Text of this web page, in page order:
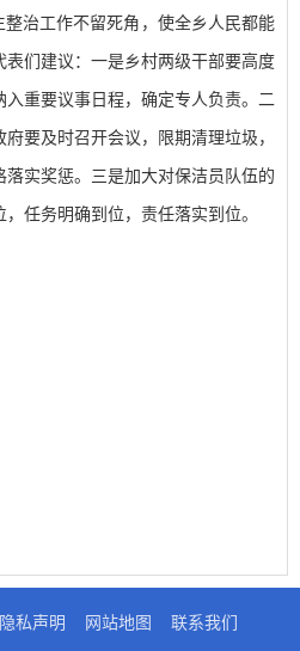
治工作不留死角，使全乡人民都能
表们建议：一是乡村两级干部要高度
重要议事日程，确定专人负责。二
要及时召开会议，限期清理垃圾，
实奖惩。三是加大对保洁员队伍的
任务明确到位，责任落实到位。
隐私声明 网站地图 联系我们